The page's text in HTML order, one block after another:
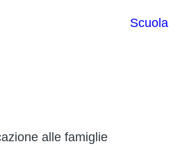
Scuola
alle famiglie